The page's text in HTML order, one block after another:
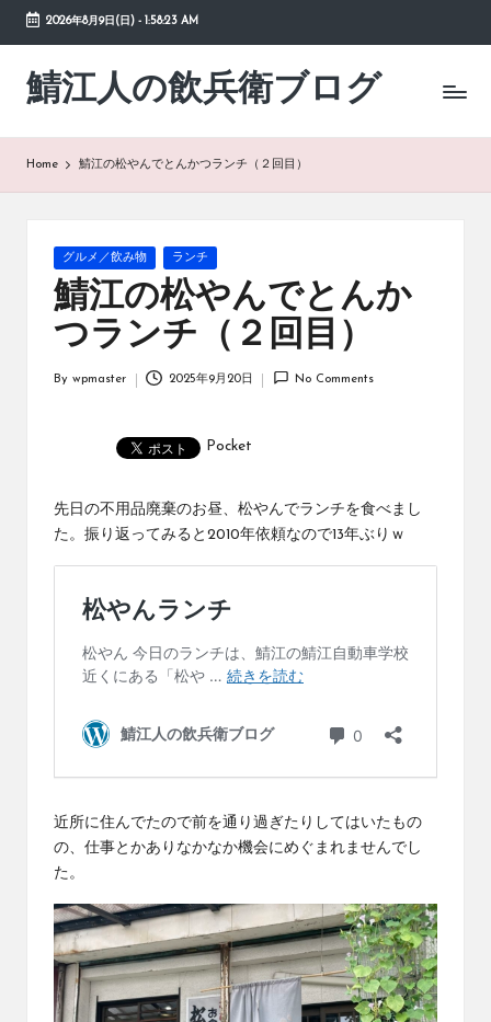
Skip
content
2026年8月9日(日)- 1:58:23 AM
鯖江人の飲兵衛ブログ
日々
の
Home 鯖江の松やんでとんかつランチ（２回目）
Posted
in
グルメ／飲み物 ランチ
鯖江の松やんでとんか
つランチ（２回目）
By wpmaster 2025年9月20日 No Comments
Pocket
先日の不用品廃棄のお昼、松やんでランチを食べまし
た。振り返ってみると2010年依頼なので13年ぶりｗ
近所に住んでたので前を通り過ぎたりしてはいたもの
の、仕事とかありなかなか機会にめぐまれませんでし
た。